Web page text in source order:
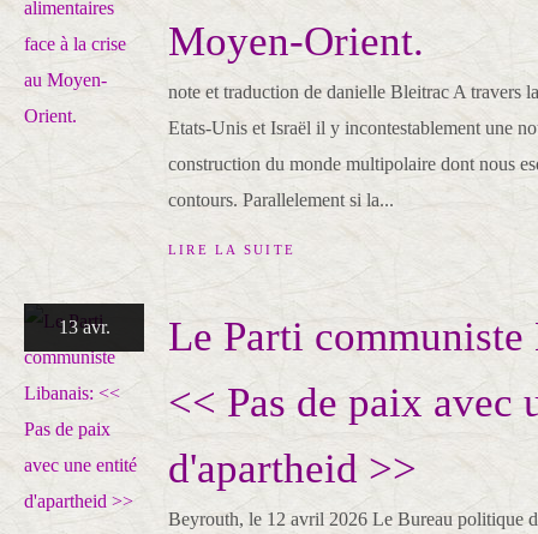
Moyen-Orient.
note et traduction de danielle Bleitrac A travers
Etats-Unis et Israël il y incontestablement une
construction du monde multipolaire dont nous
contours. Parallelement si la...
LIRE LA SUITE
13 avr.
Le Parti
<< Pas de paix avec
d'apartheid >>
Beyrouth, le 12 avril 2026 Le Bureau politique